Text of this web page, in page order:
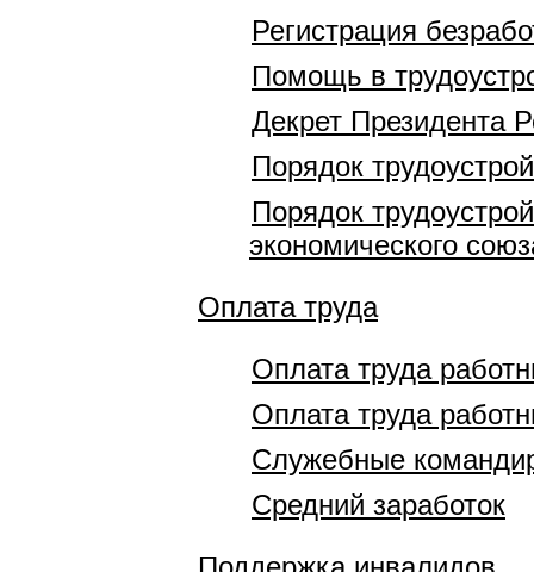
Регистрация
Помощь в
Декрет Президента
Порядок
Порядок
экономического
Оплата труда
Оплата труда
Оплата труда
Служебные
Средний заработок